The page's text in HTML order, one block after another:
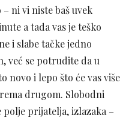
ni vi niste baš uvek
a tada vas je teško
i slabe tačke jedno
već se potrudite da u
novo i lepo što će vas više
drugom. Slobodni
polje prijatelja, izlazaka –